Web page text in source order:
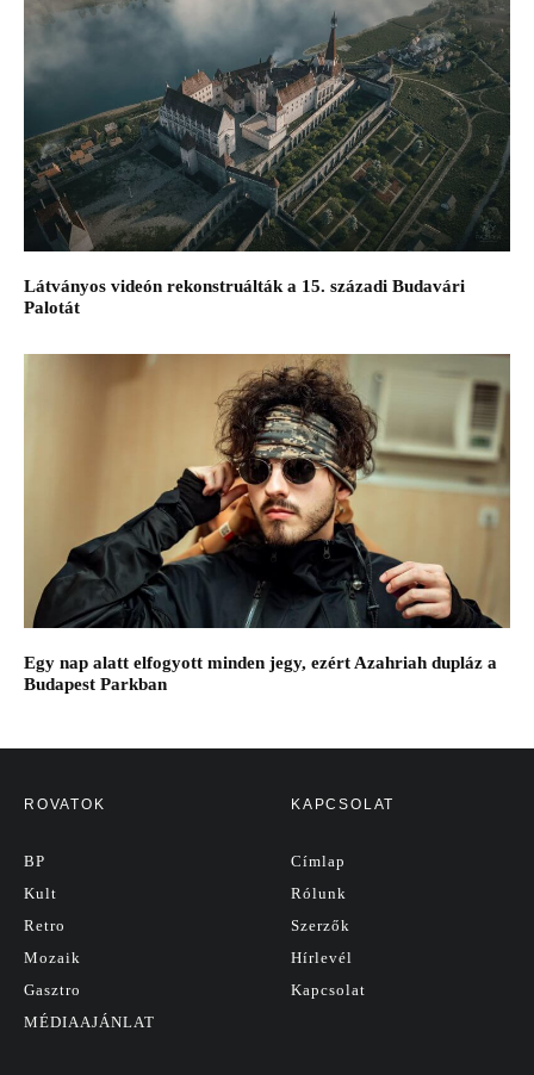
Látványos videón rekonstruálták a 15. századi Budavári
Palotát
Egy nap alatt elfogyott minden jegy, ezért Azahriah dupláz a
Budapest Parkban
ROVATOK
BP
Kult
Retro
Mozaik
Gasztro
MÉDIAAJÁNLAT
KAPCSOLAT
Címlap
Rólunk
Szerzők
Hírlevél
Kapcsolat